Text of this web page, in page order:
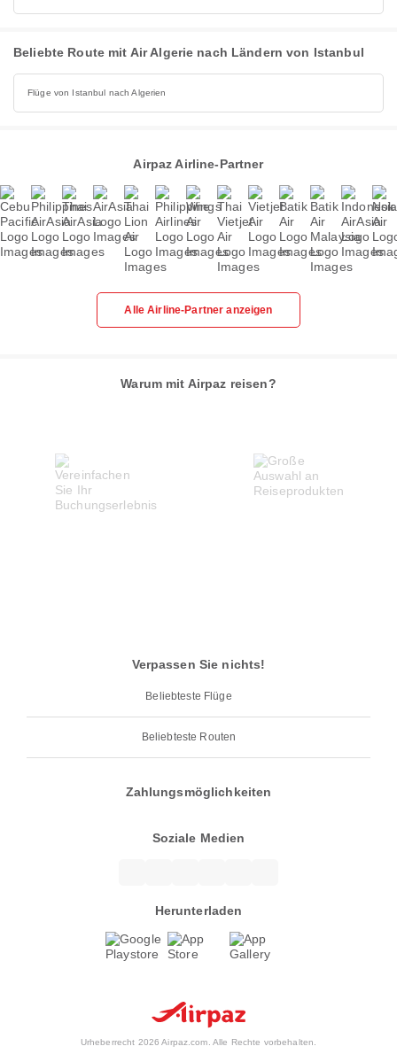
Beliebte Route mit Air Algerie nach Ländern von Istanbul
Flüge von Istanbul nach Algerien
Airpaz Airline-Partner
Alle Airline-Partner anzeigen
Warum mit Airpaz reisen?
Verpassen Sie nichts!
Beliebteste Flüge
Beliebteste Routen
Zahlungsmöglichkeiten
Soziale Medien
Herunterladen
Urheberrecht 2026 Airpaz.com. Alle Rechte vorbehalten.